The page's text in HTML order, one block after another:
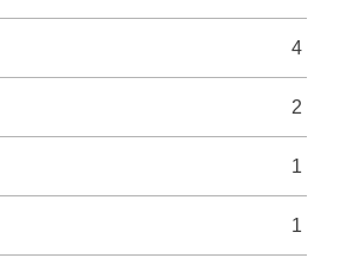
4
2
1
1